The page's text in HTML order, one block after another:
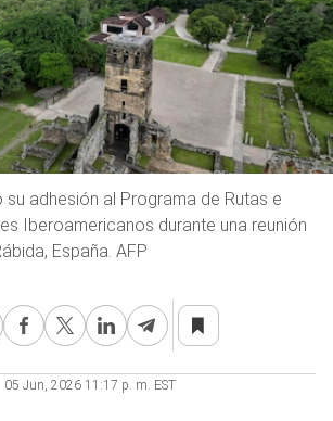
adhesión al Programa de Rutas e
Iberoamericanos durante una reunión
España. AFP
05 Jun, 2026 11:17 p. m. EST